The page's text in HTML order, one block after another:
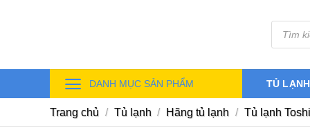
Tìm
kiếm
sản
DANH MỤC SẢN PHẨM TỦ LẠNH
Trang chủ / Tủ lạnh / Hãng tủ lạnh / Tủ lạnh